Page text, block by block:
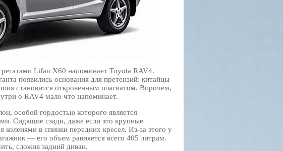
Lifan X60 напоминает Toyota RAV4.
появились основания для претензий: китайцы
становится откровенным плагиатом. Впрочем,
о RAV4 мало что напоминает.
особой гордостью которого является
Сидящие сзади, даже если это крупные
в спинки передних кресел. Из-за этого у
— его объем равняется всего 405 литрам.
сложив задний диван.